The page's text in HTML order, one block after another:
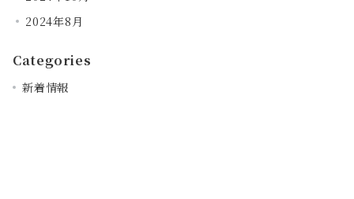
2024年8月
Categories
新着情報